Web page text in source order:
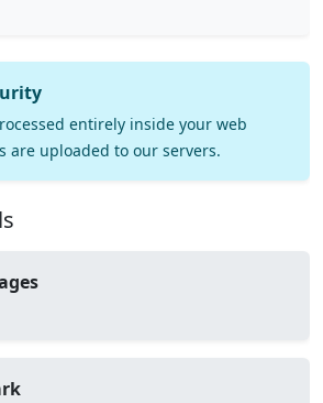
entirely inside your web
are uploaded to our servers.